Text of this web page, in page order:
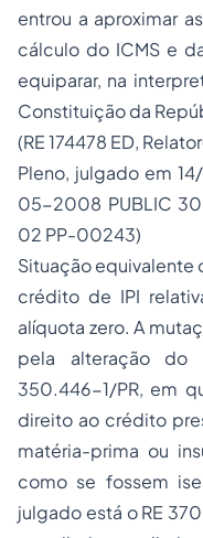
entrou a aproximar
cálculo do ICMS e
equiparar, na
Constituição da
(RE 174478 ED,
Pleno, julgado em
05-2008 PUBLIC
02 PP-00243)
Situação equivalente
crédito de IPI
alíquota zero. A
pela alteração do
350.446-1/PR, em
direito ao crédito
matéria-prima ou
como se fossem
julgado está o RE